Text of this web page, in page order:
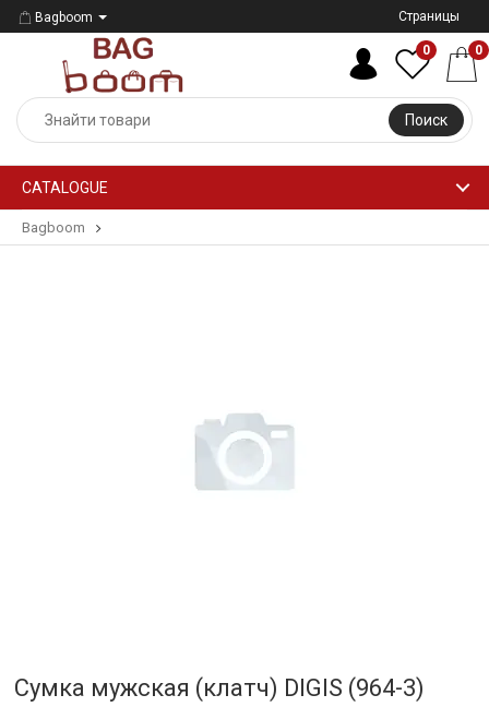
Bagboom Страницы
Поиск
0 0
CATALOGUE
Bagboom
Сумка мужская (клатч) DIGIS (964-3)